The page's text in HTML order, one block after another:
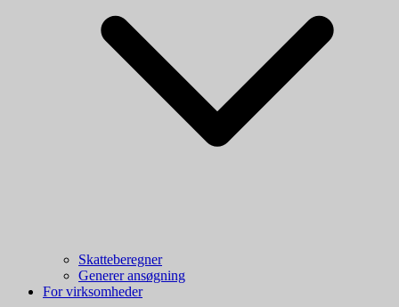
Skatteberegner
Generer ansøgning
For virksomheder